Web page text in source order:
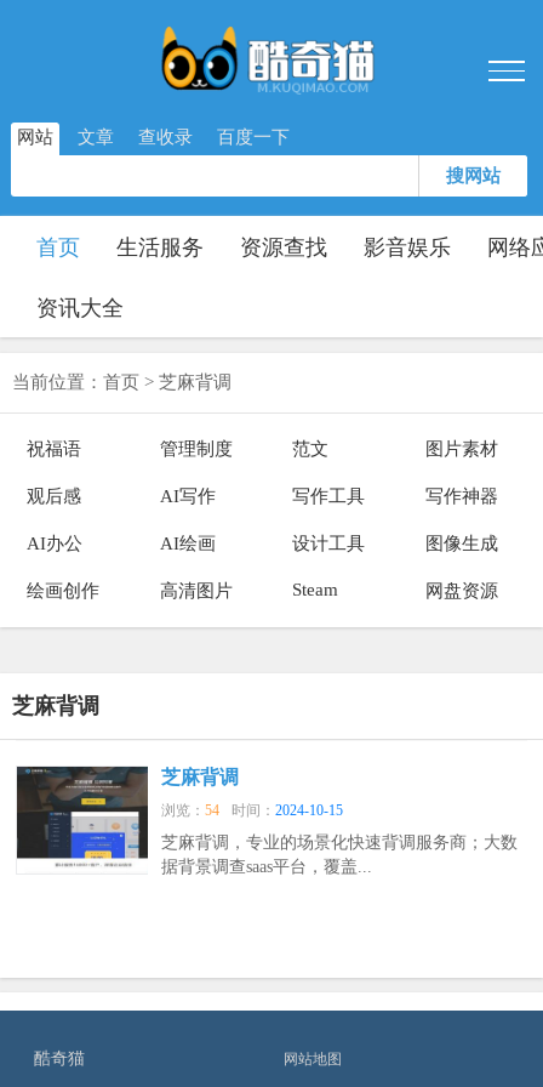
网站 文章 查收录 百度一下
搜网站
首页 生活服务 资源查找 影音娱乐 网络
资讯大全
当前位置： 首页 > 芝麻背调
祝福语 管理制度 范文 图片素材
观后感 AI写作 写作工具 写作神器
AI办公 AI绘画 设计工具 图像生成
绘画创作 高清图片 Steam 网盘资源
芝麻背调
芝麻背调
浏览：54 时间：2024-10-15
芝麻背调，专业的场景化快速背调服务商；大数
据背景调查saas平台，覆盖...
酷奇猫 网站地图